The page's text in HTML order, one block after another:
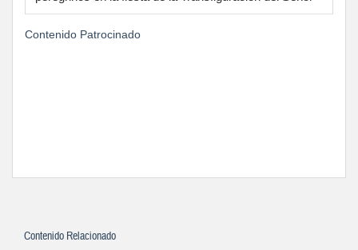
Contenido Patrocinado
Contenido Relacionado